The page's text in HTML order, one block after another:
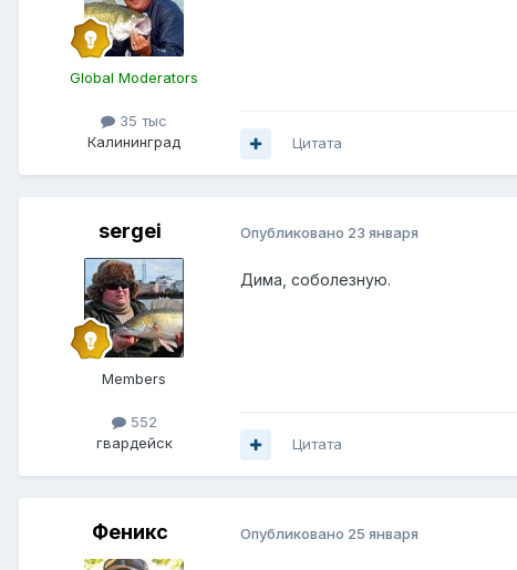
Global Moderators
35 тыс
Калининград
Цитата
sergei
Members
552
гвардейск
Опубликовано 23 января
Дима, соболезную.
Цитата
Феникс Опубликовано 25 января